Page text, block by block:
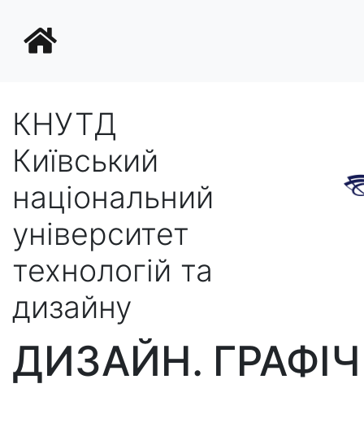
КНУТД
Київський
національний
університет
технологій та
дизайну
ДИЗАЙН.